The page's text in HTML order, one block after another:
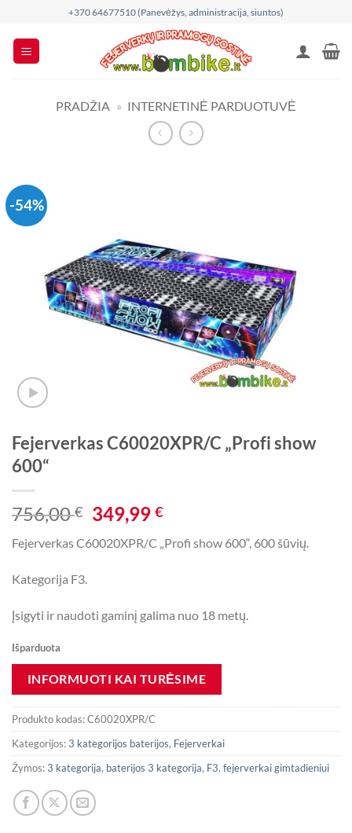
content
+370 64677510 (Panevėžys, administracija, siuntos)
PRADŽIA » INTERNETINĖ PARDUOTUVĖ
-54%
Fejerverkas C60020XPR/C „Profi show
600“
756,00€ Original
price
was:
349,99€Current
is:
Fejerverkas C60020XPR/C „Profi show 600“, 600 šūvių.
Kategorija F3.
Įsigyti ir naudoti gaminį galima nuo 18 metų.
Išparduota
Produkto kodas:C60020XPR/C
Kategorijos:3 kategorijos baterijos, Fejerverkai
Žymos:3 kategorija, baterijos 3 kategorija, F3, fejerverkai gimtadieniui